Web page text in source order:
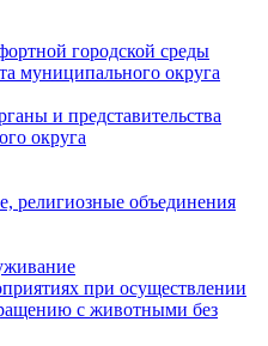
городской среды
муниципального округа
и представительства
округа
религиозные объединения
при осуществлении
с животными без